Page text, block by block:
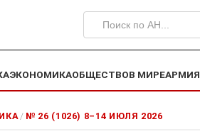
ЭКОНОМИКАОБЩЕСТВОВ МИРЕАРМИЯ
/ № 26 (1026) 8–14 ИЮЛЯ 2026